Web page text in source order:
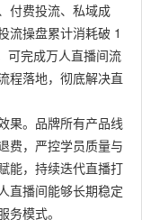
付费投流、私域成
流操盘累计消耗破 1
可完成万人直播间流
程落地，彻底解决直
果。品牌所有产品线
费，严控学员质量与
能，持续迭代直播打
直播间能够长期稳定
模式。